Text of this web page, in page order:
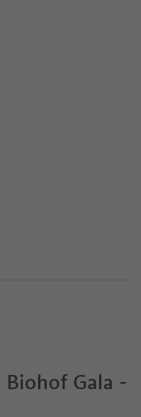
Biohof Gala -